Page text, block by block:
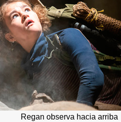
Regan observa hacia arriba